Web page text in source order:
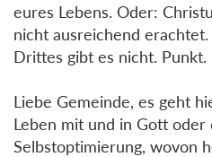
eures Lebens. Oder:
nicht ausreichend
Drittes gibt es nicht. Punkt.
Liebe Gemeinde, es geht
Leben mit und in Gott oder
Selbstoptimierung, wovon